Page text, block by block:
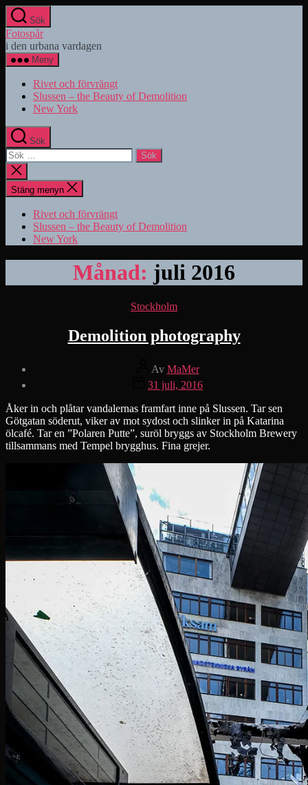
Hoppa
till
innehåll
Sök
Fotospår
i den urbana vardagen
Meny
Rivet och förvrängt
Slussen – the Beauty of Demolition
New York
Sök
Sök
efter:
Stäng
sökningen
Stäng menyn
Rivet och förvrängt
Slussen – the Beauty of Demolition
New York
Månad: juli 2016
Kategorier
Stockholm
Demolition photography
Inläggsförfattare
Av MaMer
Inläggsdatum
31 juli, 2016
Åker in och plåtar vandalernas framfart inne på Slussen. Tar sen
Götgatan söderut, viker av mot sydost och slinker in på Katarina
ölcafé. Tar en ”Polaren Putte”, suröl bryggs av Stockholm Brewery
tillsammans med Tempel brygghus. Fina grejer.